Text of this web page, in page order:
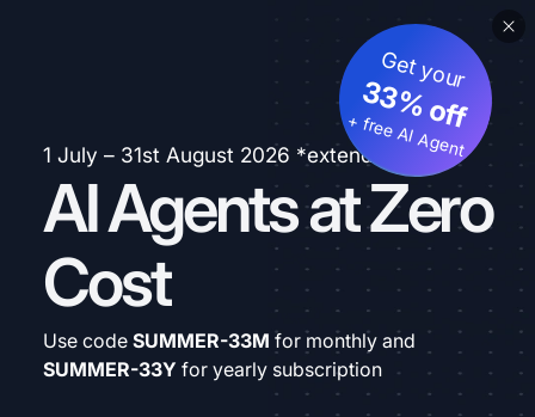
1 July – 31st August 2026 *extended
AI Agents at Zero
Cost
Get your
33% off
+ free AI Agent
Use code SUMMER-33M for monthly and
SUMMER-33Y for yearly subscription